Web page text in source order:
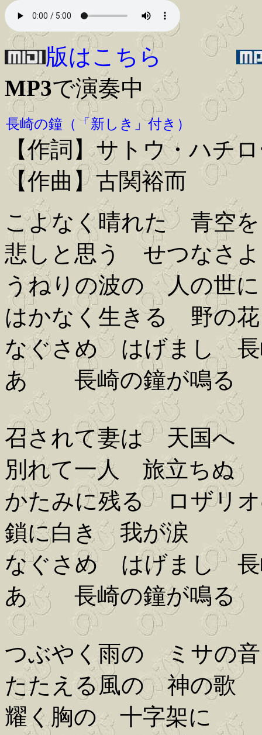
版はこちら
MP3で演奏中
長崎の鐘（「新しき」付き）
【作詞】サトウ・ハチ
【作曲】古関裕而
こよなく晴れた 青空を
悲しと思う せつなさよ
うねりの波の 人の世に
はかなく生きる 野の
なぐさめ はげまし 長
あゝ 長崎の鐘が鳴る
召されて妻は 天国へ
別れて一人 旅立ちぬ
かたみに残る ロザリ
鎖に白き 我が涙
なぐさめ はげまし 長
あゝ 長崎の鐘が鳴る
つぶやく雨の ミサの音
たたえる風の 神の歌
耀く胸の 十字架に